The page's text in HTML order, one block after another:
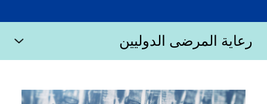
رعاية المرضى الدوليين